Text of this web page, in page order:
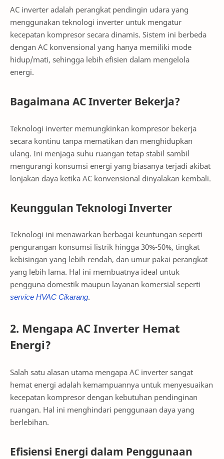
AC inverter adalah perangkat pendingin udara yang
menggunakan teknologi inverter untuk mengatur
kecepatan kompresor secara dinamis. Sistem ini berbeda
dengan AC konvensional yang hanya memiliki mode
hidup/mati, sehingga lebih efisien dalam mengelola
energi.
Bagaimana AC Inverter Bekerja?
Teknologi inverter memungkinkan kompresor bekerja
secara kontinu tanpa mematikan dan menghidupkan
ulang. Ini menjaga suhu ruangan tetap stabil sambil
mengurangi konsumsi energi yang biasanya terjadi akibat
lonjakan daya ketika AC konvensional dinyalakan kembali.
Keunggulan Teknologi Inverter
Teknologi ini menawarkan berbagai keuntungan seperti
pengurangan konsumsi listrik hingga 30%-50%, tingkat
kebisingan yang lebih rendah, dan umur pakai perangkat
yang lebih lama. Hal ini membuatnya ideal untuk
pengguna domestik maupun layanan komersial seperti
service HVAC Cikarang.
2. Mengapa AC Inverter Hemat
Energi?
Salah satu alasan utama mengapa AC inverter sangat
hemat energi adalah kemampuannya untuk menyesuaikan
kecepatan kompresor dengan kebutuhan pendinginan
ruangan. Hal ini menghindari penggunaan daya yang
berlebihan.
Efisiensi Energi dalam Penggunaan